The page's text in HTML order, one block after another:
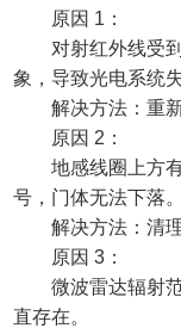
原因 1：
对射红外线受到
象，导致光电系统失
解决方法：重新
原因 2：
地感线圈上方有
号，门体无法下落。
解决方法：清理
原因 3：
微波雷达辐射范
直存在。